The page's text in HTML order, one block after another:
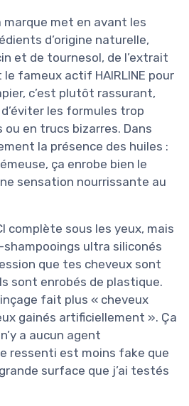
marque met en avant les
d’origine naturelle,
et de tournesol, de l’extrait
fameux actif HAIRLINE pour
c’est plutôt rassurant,
les formules trop
ou en trucs bizarres. Dans
la présence des huiles :
ça enrobe bien le
sensation nourrissante au
complète sous les yeux, mais
ultra siliconés
que tes cheveux sont
sont enrobés de plastique.
fait plus « cheveux
gainés artificiellement ». Ça
a aucun agent
ressenti est moins fake que
surface que j’ai testés